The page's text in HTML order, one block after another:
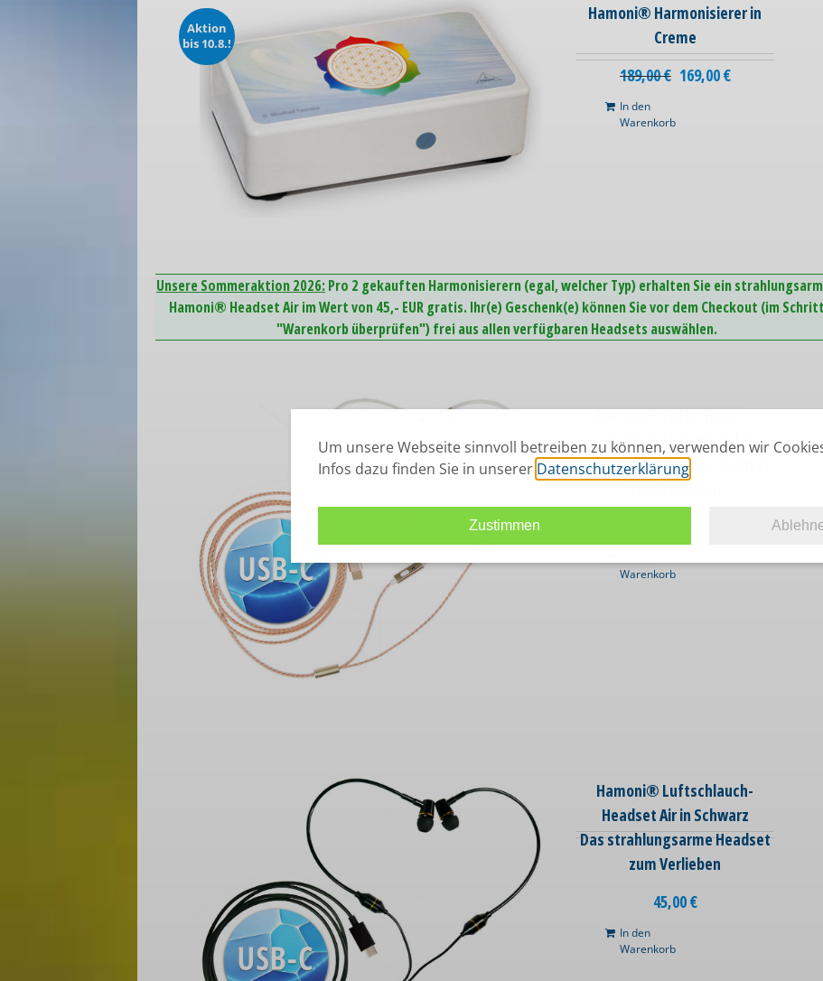
Aktion
bis 10.8.!
Hamoni® Harmonisierer in
Creme
189,00€ 169,00€
In den
Warenkorb
Unsere Sommeraktion 2026: Pro 2 gekauften Harmonisierern (egal, welcher Typ) erhalten Sie ein
Hamoni® Headset Air im Wert von 45,- EUR gratis. Ihr(e) Geschenk(e) können Sie vor dem Checkout (im Schritt
"Warenkorb überprüfen") frei aus allen verfügbaren Headsets auswählen.
Hamoni® Luftschlauch-
Headset Air in Rotgold
Das strahlungsarme Headset
Warenkorb
Hamoni® Luftschlauch-
Headset Air in Schwarz
Das strahlungsarme Headset
zum Verlieben
45,00€
In den
Warenkorb
Um unsere Webseite sinnvoll betreiben zu können, verwenden wir
Infos dazu finden Sie in unserer Datenschutzerklärung
Zustimmen